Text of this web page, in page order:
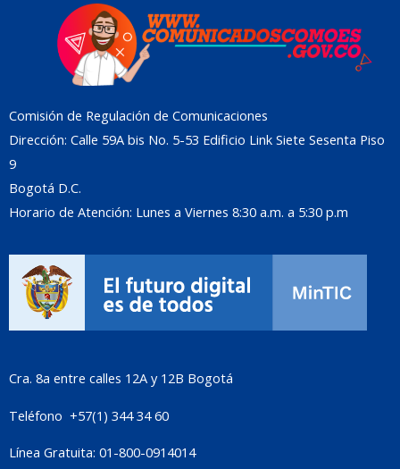
Comisión de Regulación de Comunicaciones
Dirección: Calle 59A bis No. 5-53 Edificio Link Siete Sesenta Piso
9
Bogotá D.C.
Horario de Atención: Lunes a Viernes 8:30 a.m. a 5:30 p.m
Cra. 8a entre calles 12A y 12B Bogotá
Teléfono +57(1) 344 34 60
Línea Gratuita: 01-800-0914014